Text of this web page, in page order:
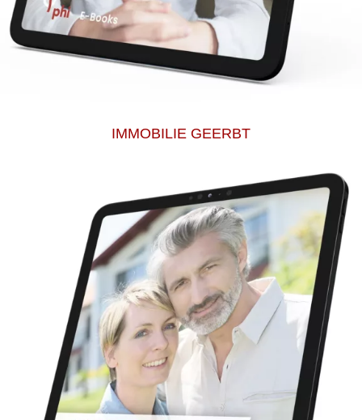
IMMOBILIE GEERBT